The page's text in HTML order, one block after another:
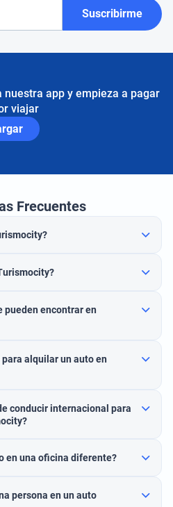
Suscribirme
nuestra app y empieza a pagar
viajar
Frecuentes
pueden encontrar en
alquilar un auto en
conducir internacional para
en una oficina diferente?
persona en un auto